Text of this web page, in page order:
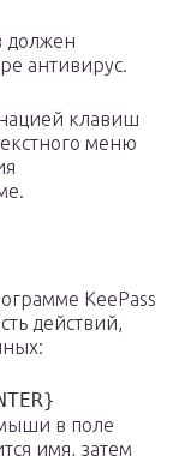
должен
антивирус.
клавиш
меню
KeePass
действий,
в поле
имя, затем